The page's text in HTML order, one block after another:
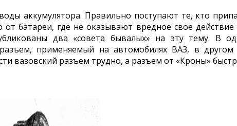
аккумулятора. Правильно поступают те, кто
от батареи, где не оказывают вредное свое
два «совета бывалых» на эту тему. В
применяемый на автомобилях ВАЗ, в
вазовский разъем трудно, а разъем от «Кроны»